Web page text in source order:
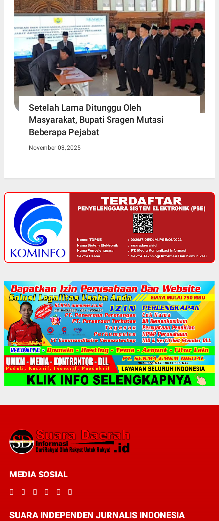
Setelah Lama Ditunggu Oleh
Masyarakat, Bupati Sragen Mutasi
Beberapa Pejabat
November 03, 2025
MEDIA SOSIAL
SUARA INDEPENDEN JURNALIS INDONESIA